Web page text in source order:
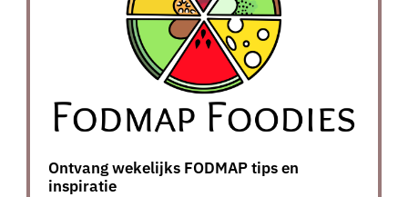
Ontvang wekelijks FODMAP tips en
inspiratie